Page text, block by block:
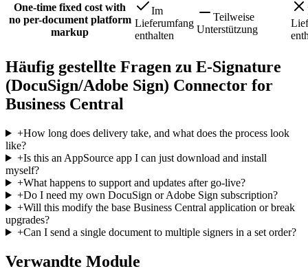
One-time fixed cost with
no per-document platform
markup
Im
Lieferumfang
enthalten
Teilweise
Unterstützung
Häufig gestellte Fragen zu E-Signature
(DocuSign/Adobe Sign) Connector for
Business Central
+How long does delivery take, and what does the process look
like?
+Is this an AppSource app I can just download and install
myself?
+What happens to support and updates after go-live?
+Do I need my own DocuSign or Adobe Sign subscription?
+Will this modify the base Business Central application or break
upgrades?
+Can I send a single document to multiple signers in a set order?
Verwandte Module